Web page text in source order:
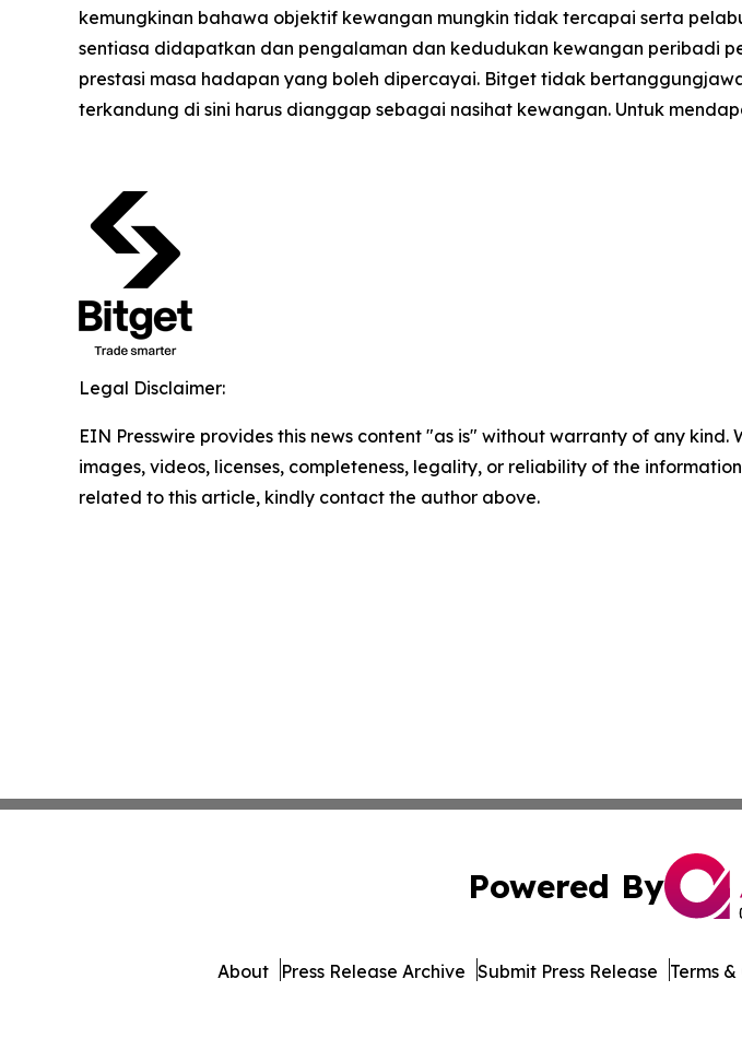
kemungkinan bahawa objektif kewangan mungkin tidak tercapai serta
sentiasa didapatkan dan pengalaman dan kedudukan kewangan peribadi
prestasi masa hadapan yang boleh dipercayai. Bitget tidak
terkandung di sini harus dianggap sebagai nasihat kewangan. Untuk
Legal Disclaimer:
EIN Presswire provides this news content "as is" without warranty of any
images, videos, licenses, completeness, legality, or reliability of the
related to this article, kindly contact the author above.
Powered By
About Press Release Archive Submit Press Release Terms